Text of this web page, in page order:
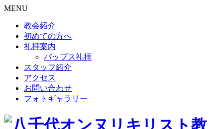
MENU
教会紹介
初めての方へ
礼拝案内
パップス礼拝
スタッフ紹介
アクセス
お問い合わせ
フォトギャラリー